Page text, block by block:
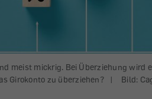
meist mickrig. Bei Überziehung wird
Girokonto zu überziehen?
| Bild: